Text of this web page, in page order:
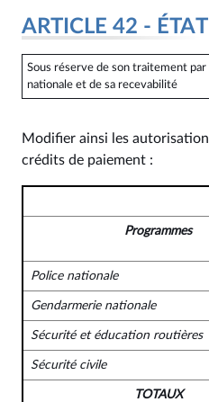
ARTICLE 42 -
Sous réserve de son traitement
nationale et de sa recevabilité
Modifier ainsi les
crédits de paiement :
Programmes
Police nationale
Gendarmerie nationale
Sécurité et éducation routières
Sécurité civile
TOTAUX